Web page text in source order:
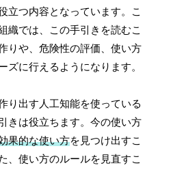
立つ内容となっています。こ
織では、この手引きを読むこ
りや、危険性の評価、使い方
ズに行えるようになります。
り出す人工知能を使っている
きは役立ちます。今の使い方
果的な使い方を見つけ出すこ
、使い方のルールを見直すこ